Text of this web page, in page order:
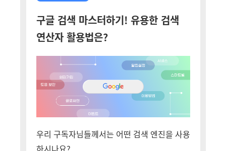
구글 검색 마스터하기! 유용한 검색
연산자 활용법은?
우리 구독자님들께서는 어떤 검색 엔진을 사용
하시나요?